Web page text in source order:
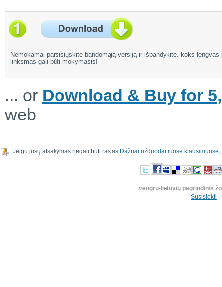
Nemokamai parsisiųskite bandomąją versiją ir išbandykite, koks lengvas
linksmas gali būti mokymasis!
... or Download & Buy for
web
Jeigu jūsų atsakymas negali būti rastas Dažnai užduodamuose klausimuose,
vengrų-lietuvių pagrindinis
Susisiekti -